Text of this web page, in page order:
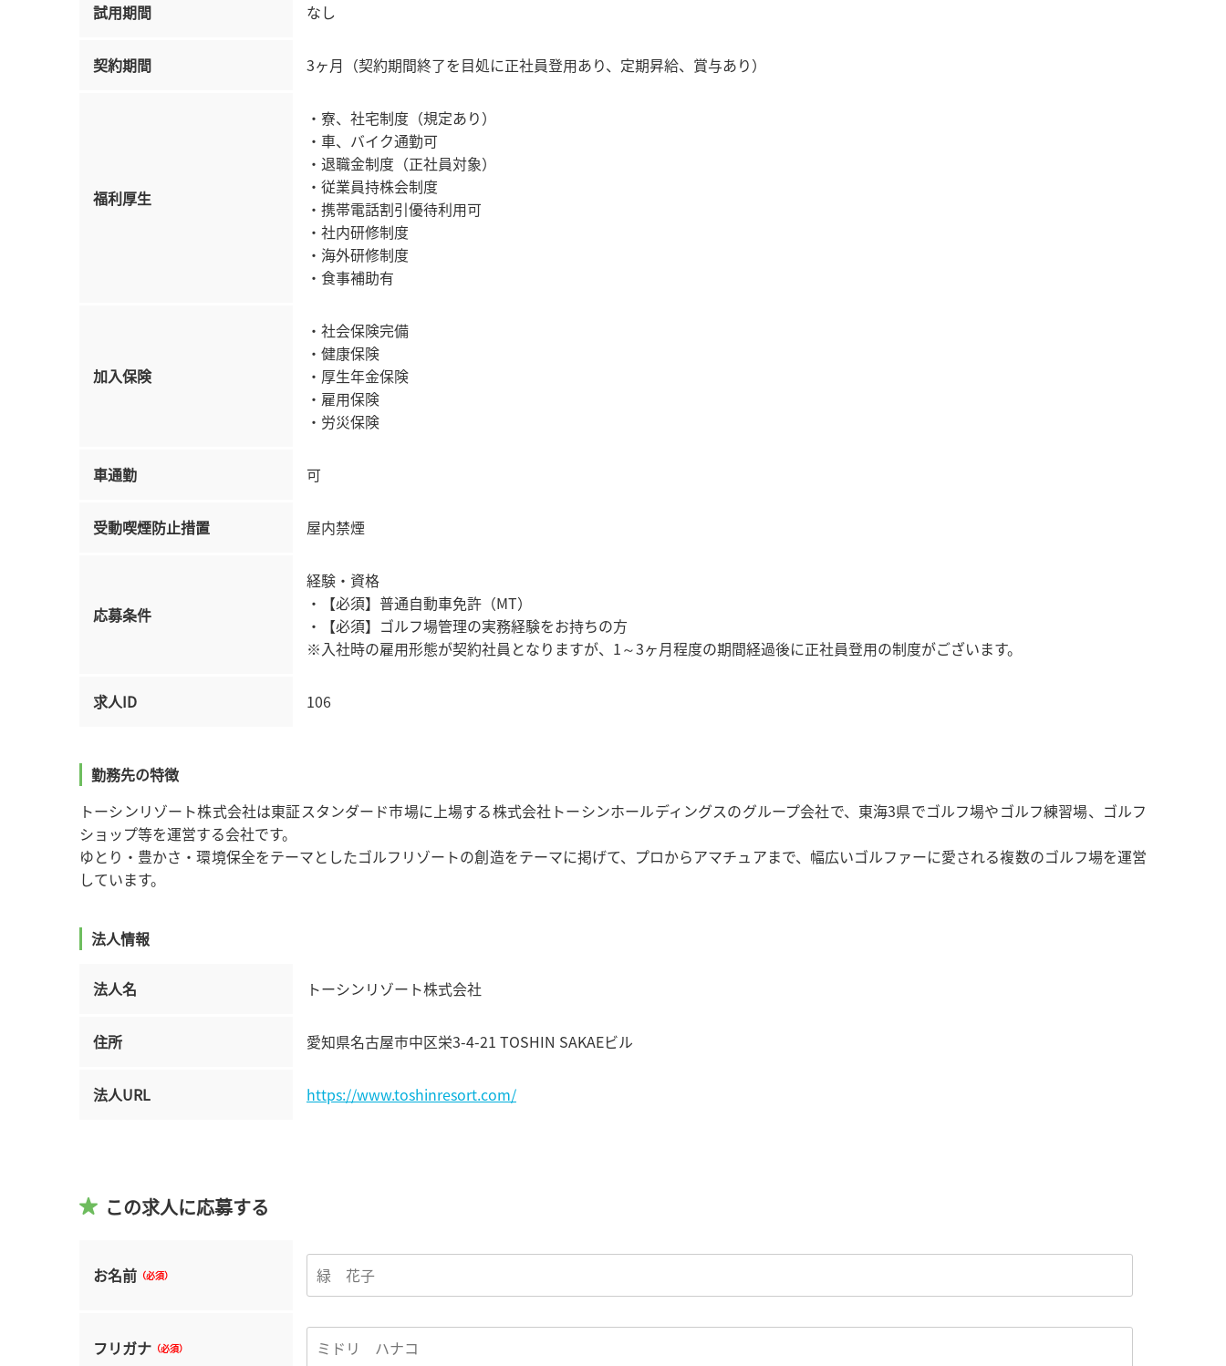
試用期間 なし
契約期間 3ヶ月（契約期間終了を目処に正社員登用あり、定期昇給、賞与あり）
福利厚生
・寮、社宅制度（規定あり）
・車、バイク通勤可
・退職金制度（正社員対象）
・従業員持株会制度
・携帯電話割引優待利用可
・社内研修制度
・海外研修制度
・食事補助有
加入保険
・社会保険完備
・健康保険
・厚生年金保険
・雇用保険
・労災保険
車通勤 可
受動喫煙防止措置 屋内禁煙
応募条件
経験・資格
・【必須】普通自動車免許（MT）
・【必須】ゴルフ場管理の実務経験をお持ちの方
※入社時の雇用形態が契約社員となりますが、1～3ヶ月程度の期間経過後に正社員登用の制度がございます。
求人ID 106
勤務先の特徴
トーシンリゾート株式会社は東証スタンダード市場に上場する株式会社トーシンホールディングスのグループ会社で、東海3県でゴルフ場やゴルフ練習場、ゴルフ
ショップ等を運営する会社です。
ゆとり・豊かさ・環境保全をテーマとしたゴルフリゾートの創造をテーマに掲げて、プロからアマチュアまで、幅広いゴルファーに愛される複数のゴルフ場を運営
しています。
法人情報
法人名 トーシンリゾート株式会社
住所 愛知県名古屋市中区栄3-4-21 TOSHIN SAKAEビル
法人URL https://www.toshinresort.com/
この求人に応募する
お名前 （必須）
フリガナ （必須）